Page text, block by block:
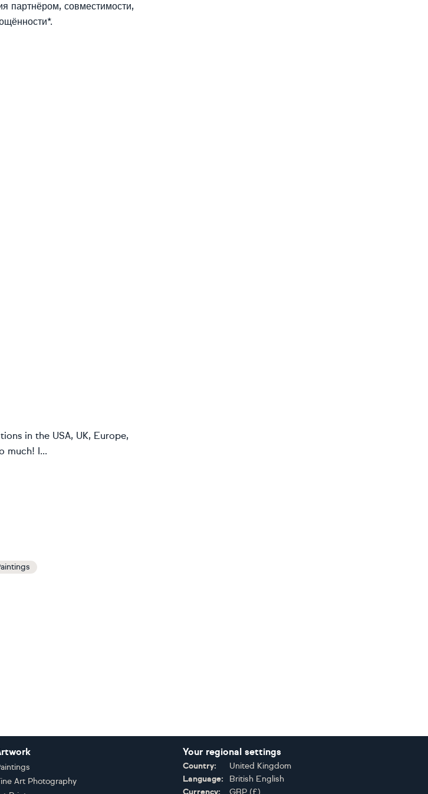
партнёром, совместимости,
in the USA, UK, Europe,
much! I...
Art Photography
Your regional settings
Country:
United Kingdom
Language:
British English
Currency:
GBP (£)